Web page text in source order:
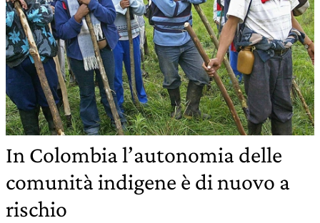
In Colombia l’autonomia delle
comunità indigene è di nuovo a
rischio